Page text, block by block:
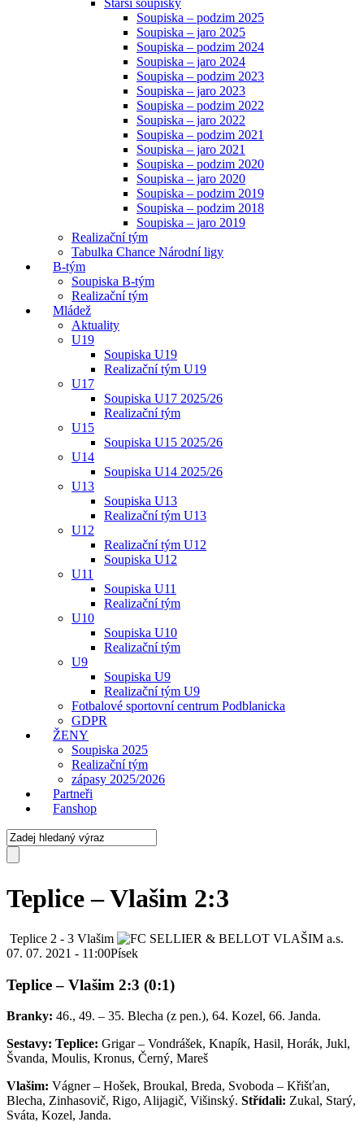
Starší soupisky
Soupiska – podzim 2025
Soupiska – jaro 2025
Soupiska – podzim 2024
Soupiska – jaro 2024
Soupiska – podzim 2023
Soupiska – jaro 2023
Soupiska – podzim 2022
Soupiska – jaro 2022
Soupiska – podzim 2021
Soupiska – jaro 2021
Soupiska – podzim 2020
Soupiska – jaro 2020
Soupiska – podzim 2019
Soupiska – podzim 2018
Soupiska – jaro 2019
Realizační tým
Tabulka Chance Národní ligy
B-tým
Soupiska B-tým
Realizační tým
Mládež
Aktuality
U19
Soupiska U19
Realizační tým U19
U17
Soupiska U17 2025/26
Realizační tým
U15
Soupiska U15 2025/26
U14
Soupiska U14 2025/26
U13
Soupiska U13
Realizační tým U13
U12
Realizační tým U12
Soupiska U12
U11
Soupiska U11
Realizační tým
U10
Soupiska U10
Realizační tým
U9
Soupiska U9
Realizační tým U9
Fotbalové sportovní centrum Podblanicka
GDPR
ŽENY
Soupiska 2025
Realizační tým
zápasy 2025/2026
Partneři
Fanshop
Teplice – Vlašim 2:3
Teplice 2 - 3 Vlašim
07. 07. 2021 - 11:00Písek
Teplice – Vlašim 2:3 (0:1)
Branky: 46., 49. – 35. Blecha (z pen.), 64. Kozel, 66. Janda.
Sestavy: Teplice: Grigar – Vondrášek, Knapík, Hasil, Horák, Jukl,
Švanda, Moulis, Kronus, Černý, Mareš
Vlašim: Vágner – Hošek, Broukal, Breda, Svoboda – Křišťan,
Blecha, Zinhasovič, Rigo, Alijagič, Višinský. Střídali: Zukal, Starý,
Sváta, Kozel, Janda.